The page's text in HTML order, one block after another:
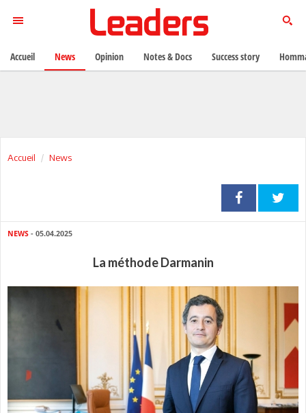
Accueil News
NEWS - 05.04.2025
La méthode Darmanin
Accueil News Opinion Notes & Docs Success story